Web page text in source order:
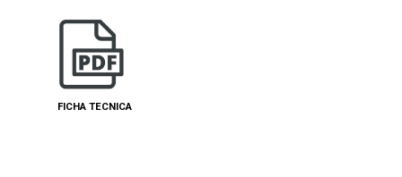
FICHA TECNICA